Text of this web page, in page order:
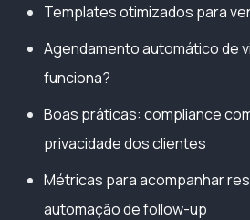
Templates otimizados para
Agendamento automático de
funciona?
Boas práticas: compliance
privacidade dos clientes
Métricas para acompanhar
automação de follow-up